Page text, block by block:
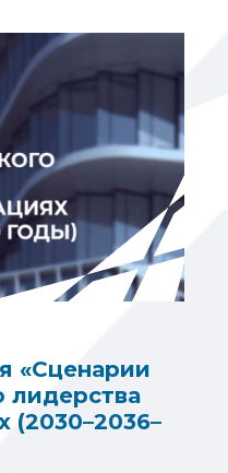
«Сценарии
лидерства
(2030–2036–